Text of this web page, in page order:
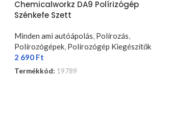
Chemicalworkz DA9 Polírizógép
Szénkefe Szett
Minden ami autóápolás Polírozás
Polírozógépek, Polírozógép Kiegészítők
2 690 Ft
Termékkód: 19789